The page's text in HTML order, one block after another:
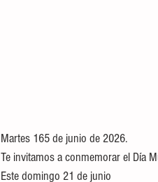
Martes 165 de junio de 2026.
Te invitamos a conmemorar el Día
Este domingo 21 de junio